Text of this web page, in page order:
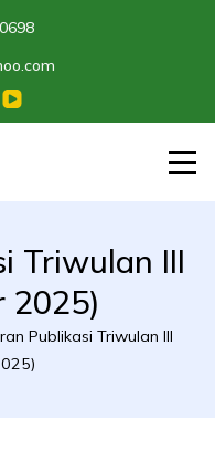
Triwulan III
2025)
Publikasi Triwulan III